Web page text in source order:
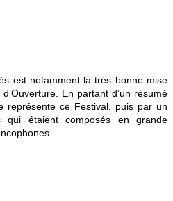
est notamment la très bonne mise
En partant d’un résumé
représente ce Festival, puis par un
qui étaient composés en grande